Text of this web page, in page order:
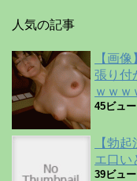
人気の記事
【画
張り付
ｗｗｗ
45ビュー
【勃
エ口い
39ビュー